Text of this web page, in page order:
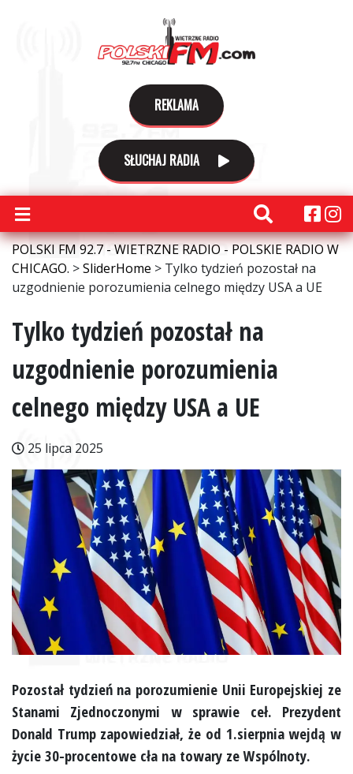
REKLAMA
SŁUCHAJ RADIA
POLSKI FM 92.7 - WIETRZNE RADIO - POLSKIE RADIO W
CHICAGO. >SliderHome > Tylko tydzień pozostał na
uzgodnienie porozumienia celnego między USA a UE
Tylko tydzień pozostał na
uzgodnienie porozumienia
celnego między USA a UE
25 lipca 2025
Pozostał tydzień na porozumienie Unii Europejskiej ze
Stanami Zjednoczonymi w sprawie ceł. Prezydent
Donald Trump zapowiedział, że od 1.sierpnia wejdą w
życie 30-procentowe cła na towary ze Wspólnoty.